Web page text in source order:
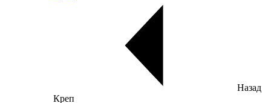
Назад
Креп